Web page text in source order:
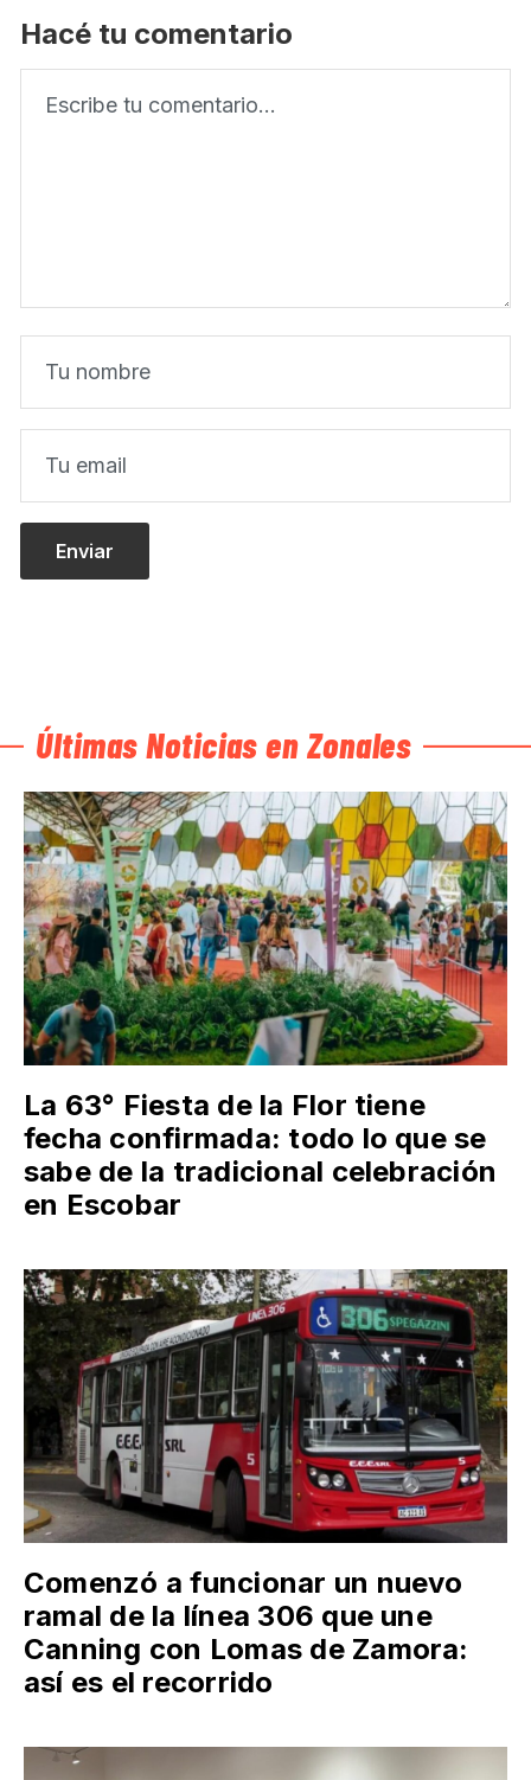
Hacé tu comentario
Últimas Noticias en Zonales
La 63° Fiesta de la Flor tiene
fecha confirmada: todo lo que se
sabe de la tradicional celebración
en Escobar
Comenzó a funcionar un nuevo
ramal de la línea 306 que une
Canning con Lomas de Zamora:
así es el recorrido